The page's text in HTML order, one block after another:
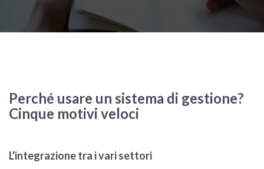
Perché usare un sistema di gestione?
Cinque motivi veloci
L'integrazione tra i vari settori